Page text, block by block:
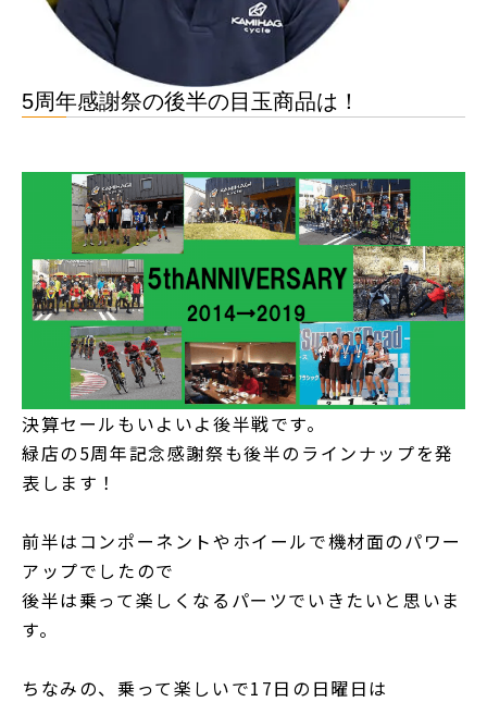
5周年感謝祭の後半の目玉商品は！
決算セールもいよいよ後半戦です。
緑店の5周年記念感謝祭も後半のラインナップを発
表します！
前半はコンポーネントやホイールで機材面のパワー
アップでしたので
後半は乗って楽しくなるパーツでいきたいと思いま
す。
ちなみの、乗って楽しいで17日の日曜日は